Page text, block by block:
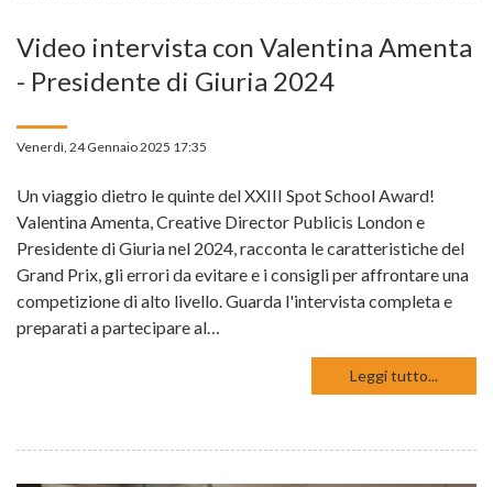
Video intervista con Valentina Amenta
- Presidente di Giuria 2024
Venerdì, 24 Gennaio 2025 17:35
Un viaggio dietro le quinte del XXIII Spot School Award!
Valentina Amenta, Creative Director Publicis London e
Presidente di Giuria nel 2024, racconta le caratteristiche del
Grand Prix, gli errori da evitare e i consigli per affrontare una
competizione di alto livello. Guarda l'intervista completa e
preparati a partecipare al…
Leggi tutto...